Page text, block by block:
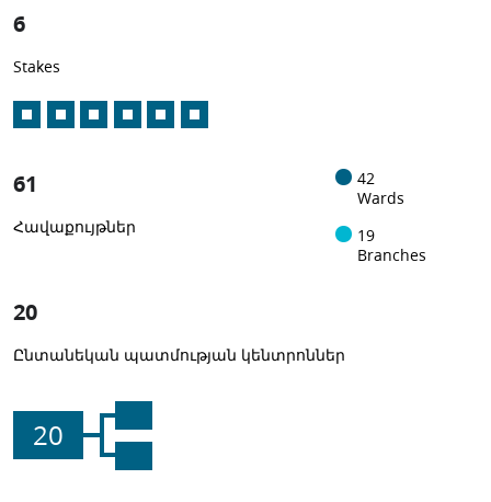
6
Stakes
61
Հավաքույթներ
42
Wards
19
Branches
20
Ընտանեկան պատմության կենտրոններ
20